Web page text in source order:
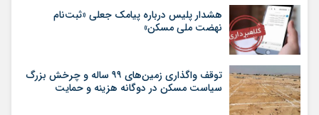
هشدار پلیس درباره پیامک جعلی «ثبت‌نام
نهضت ملی مسکن»
توقف واگذاری زمین‌های ۹۹ ساله و چرخش بزرگ
سیاست مسکن در دوگانه هزینه و حمایت